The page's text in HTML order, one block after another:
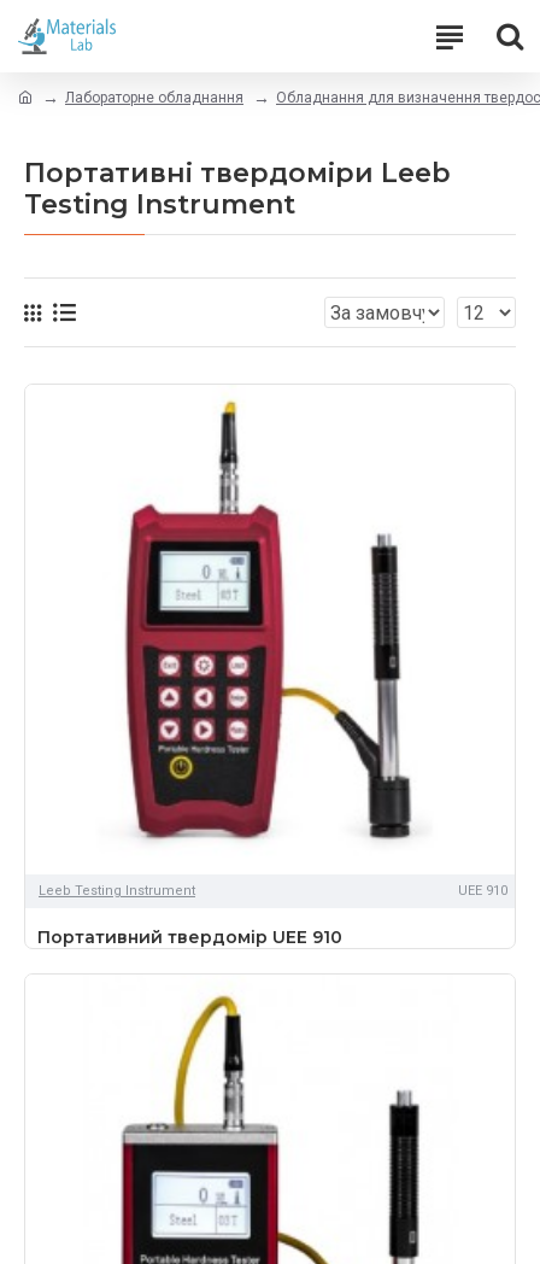
Лабораторне обладнання Обладнання для визначення
Портативні твердоміри Leeb
Testing Instrument
Leeb Testing Instrument UEE 910
Портативний твердомір UEE 910